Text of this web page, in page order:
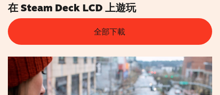
在 Steam Deck LCD 上遊玩
全部下載